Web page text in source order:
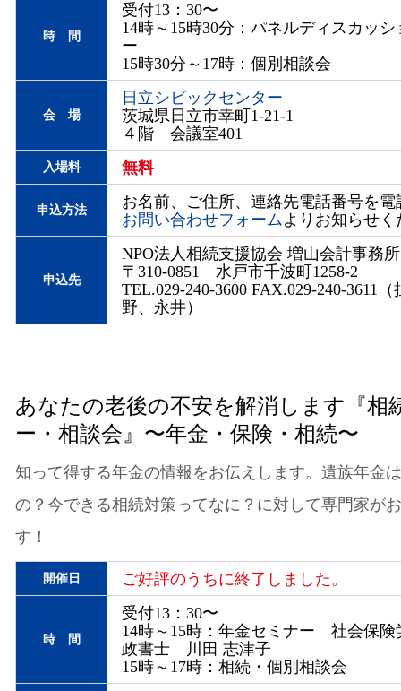
時 間
受付13：30〜
14時～15時30分：パネルディスカッ
ー
15時30分～17時：個別相談会
会 場
日立シビックセンター
茨城県日立市幸町1-21-1
４階 会議室401
入場料 無料
申込方法
お名前、ご住所、連絡先電話番号を電
お問い合わせフォームよりお知らせく
申込先
NPO法人相続支援協会 増山会計事務所
〒310-0851 水戸市千波町1258-2
TEL.029-240-3600 FAX.029-240-3611
野、永井）
あなたの老後の不安を解消します『相
ー・相談会』〜年金・保険・相続〜
知って得する年金の情報をお伝えします。遺族年金
の？今できる相続対策ってなに？に対して専門家が
す！
開催日 ご好評のうちに終了しました。
時 間
受付13：30〜
14時～15時：年金セミナー 社会保険
政書士 川田 志津子
15時～17時：相続・個別相談会